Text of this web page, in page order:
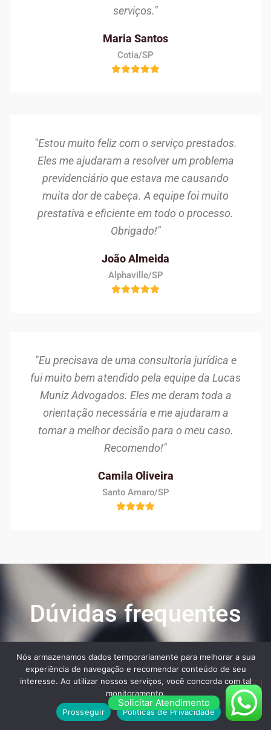
serviços."
Maria Santos
Cotia/SP
"Estou muito feliz com o serviço prestados.
Eles me ajudaram a resolver um problema
previdenciário que estava me causando
muita dor de cabeça. A equipe foi muito
prestativa e eficiente em todo o processo.
Obrigado!"
João Almeida
Alphaville/SP
"Eu precisava de uma consultoria jurídica e
fui muito bem atendido pela equipe da Lucas
Muniz Advogados. Eles me deram toda a
orientação necessária e me ajudaram a
tomar a melhor decisão para o meu caso.
Recomendo!"
Camila Oliveira
Santo Amaro/SP
Dúvidas frequentes
Veja algumas das maiores dúvidas dos nossos
clientes ao contratar os nossos serviços:
Solicitar Atendimento
Nós armazenamos dados temporariamente para melhorar a sua
experiência de navegação e recomendar conteúdo de seu
interesse. Ao utilizar nossos serviços, você concorda com tal
monitoramento.
Prosseguir
Políticas de Privacidade